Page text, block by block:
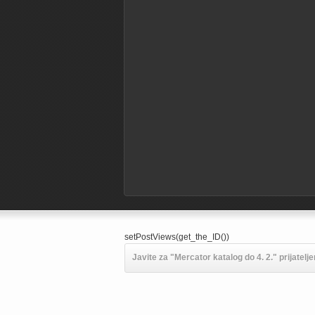
setPostViews(get_the_ID())
Javite za "Mercator katalog do 4. 2."